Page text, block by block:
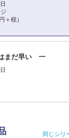
＋税）
まだ早い 一
同じシリ